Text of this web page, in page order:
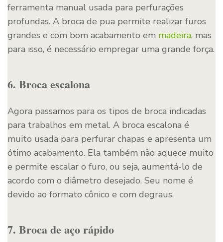
ferramenta manual usada para perfurações
profundas. A broca de pua permite realizar furos
grandes e com bom acabamento em madeira, mas
para isso, é necessário empregar uma grande força.
6. Broca escalona
Agora passamos para os tipos de broca indicadas
para trabalhos em metal. A broca escalona é
muito usada para perfurar chapas e apresenta um
ótimo acabamento. Ela também não aquece muito
e permite escalar o furo, ou seja, aumentá-lo de
acordo com o diâmetro desejado. Seu nome é
devido ao formato cônico e com degraus.
7. Broca de aço rápido